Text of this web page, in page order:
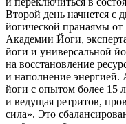
Второй день начнется с
йогической пранаямы от
Академии Йоги,
йоги и универсальной
на восстановление
и наполнение энергией.
йоги с опытом более 15
и ведущая ретритов,
сила». Это